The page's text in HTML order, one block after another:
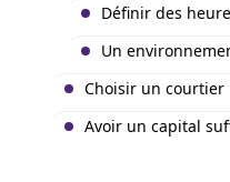
Définir des
Un
Choisir un courtier
Avoir un capital